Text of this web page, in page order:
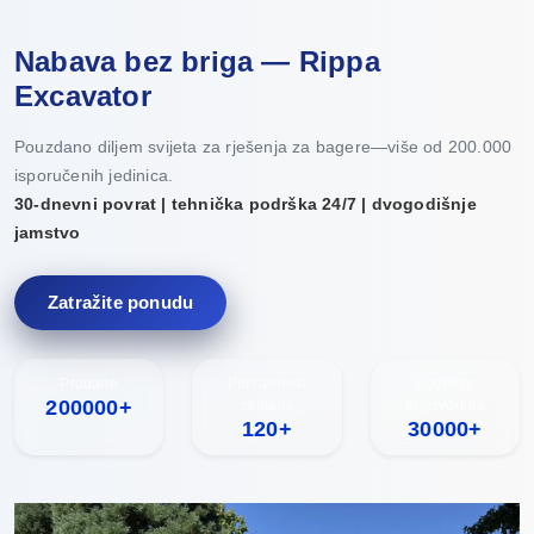
Nabava bez briga — Rippa
Excavator
Pouzdano diljem svijeta za rješenja za bagere—više od 200.000
isporučenih jedinica.
30-dnevni povrat | tehnička podrška 24/7 | dvogodišnje
jamstvo
Zatražite ponudu
200000+
120+ 30000+